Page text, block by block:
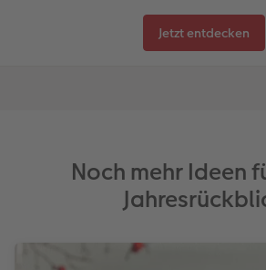
Jetzt entdecken
Noch mehr Ideen